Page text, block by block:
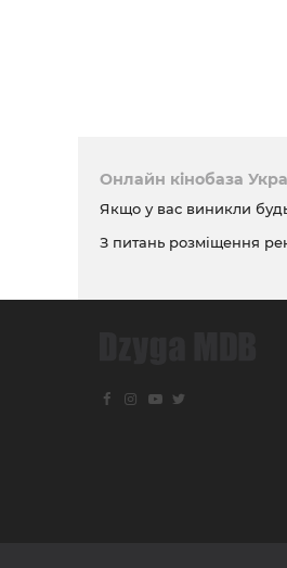
Онлайн кінобаза
Якщо у вас виникли
З питань розміщення